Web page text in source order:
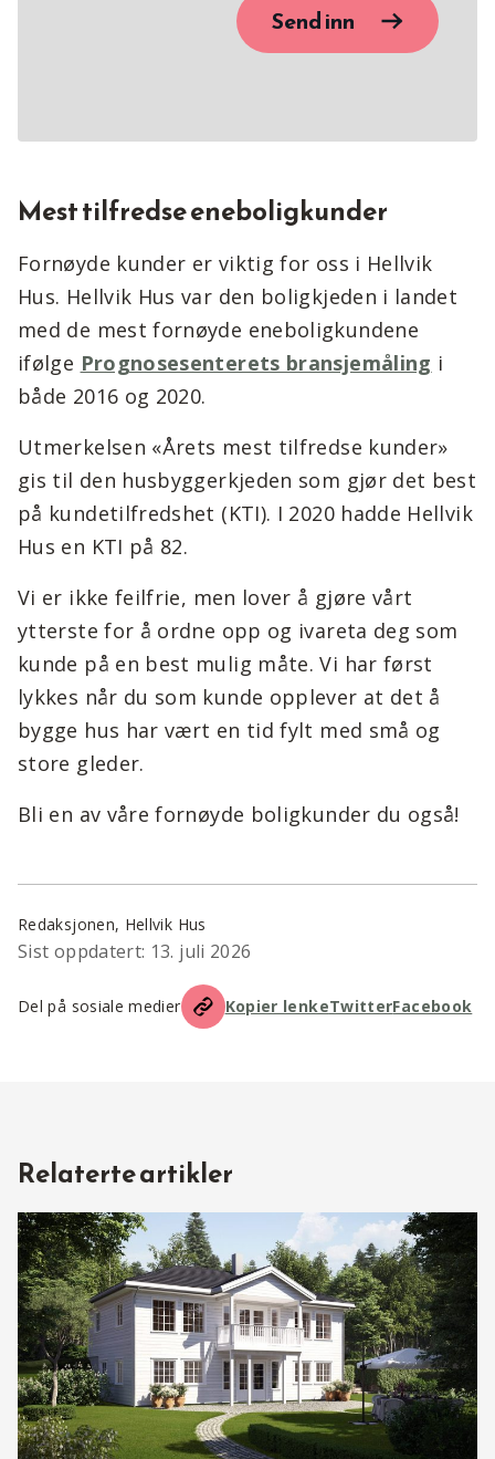
Send inn
Mest tilfredse eneboligkunder
Fornøyde kunder er viktig for oss i Hellvik
Hus. Hellvik Hus var den boligkjeden i landet
med de mest fornøyde eneboligkundene
ifølge Prognosesenterets bransjemåling i
både 2016 og 2020.
Utmerkelsen «Årets mest tilfredse kunder»
gis til den husbyggerkjeden som gjør det best
på kundetilfredshet (KTI). I 2020 hadde Hellvik
Hus en KTI på 82.
Vi er ikke feilfrie, men lover å gjøre vårt
ytterste for å ordne opp og ivareta deg som
kunde på en best mulig måte. Vi har først
lykkes når du som kunde opplever at det å
bygge hus har vært en tid fylt med små og
store gleder.
Bli en av våre fornøyde boligkunder du også!
Redaksjonen, Hellvik Hus
Sist oppdatert: 13. juli 2026
Del på sosiale medier Kopier lenkeTwitterFacebook
Relaterte artikler